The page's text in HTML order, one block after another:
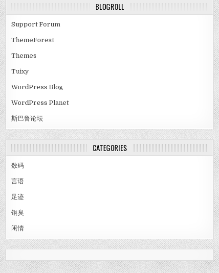
BLOGROLL
Support Forum
ThemeForest
Themes
Tuixy
WordPress Blog
WordPress Planet
斯巴鲁论坛
CATEGORIES
数码
言语
足迹
铜臭
闲情